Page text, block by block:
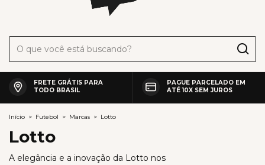
FRETE GRÁTIS PARA
TODO BRASIL
PAGUE PARCELADO EM
ATÉ 10X SEM JUROS
Início > Futebol > Marcas > Lotto
Lotto
A elegância e a inovação da Lotto nos